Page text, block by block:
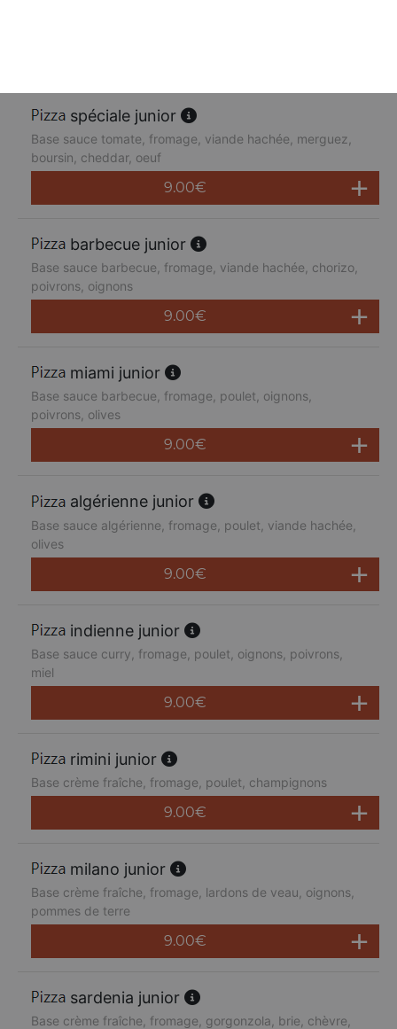
spéciale junior
Base sauce tomate, fromage, viande hachée, merguez,
boursin, cheddar, oeuf
9.00€
barbecue junior
Base sauce barbecue, fromage, viande hachée, chorizo,
poivrons, oignons
9.00€
miami junior
Base sauce barbecue, fromage, poulet, oignons,
poivrons, olives
9.00€
algérienne junior
Base sauce algérienne, fromage, poulet, viande hachée,
olives
9.00€
indienne junior
Base sauce curry, fromage, poulet, oignons, poivrons,
miel
9.00€
rimini junior
Base crème fraîche, fromage, poulet, champignons
9.00€
milano junior
Base crème fraîche, fromage, lardons de veau, oignons,
pommes de terre
9.00€
sardenia junior
Base crème fraîche, fromage, gorgonzola, brie, chèvre,